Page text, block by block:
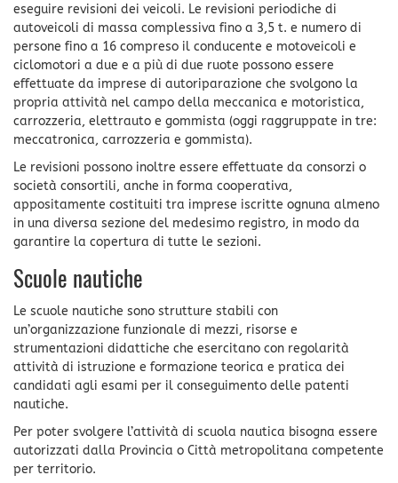
eseguire revisioni dei veicoli. Le revisioni periodiche di
autoveicoli di massa complessiva fino a 3,5 t. e numero di
persone fino a 16 compreso il conducente e motoveicoli e
ciclomotori a due e a più di due ruote possono essere
effettuate da imprese di autoriparazione che svolgono la
propria attività nel campo della meccanica e motoristica,
carrozzeria, elettrauto e gommista (oggi raggruppate in tre:
meccatronica, carrozzeria e gommista).
Le revisioni possono inoltre essere effettuate da consorzi o
società consortili, anche in forma cooperativa,
appositamente costituiti tra imprese iscritte ognuna almeno
in una diversa sezione del medesimo registro, in modo da
garantire la copertura di tutte le sezioni.
Scuole nautiche
Le scuole nautiche sono strutture stabili con
un’organizzazione funzionale di mezzi, risorse e
strumentazioni didattiche che esercitano con regolarità
attività di istruzione e formazione teorica e pratica dei
candidati agli esami per il conseguimento delle patenti
nautiche.
Per poter svolgere l’attività di scuola nautica bisogna essere
autorizzati dalla Provincia o Città metropolitana competente
per territorio.